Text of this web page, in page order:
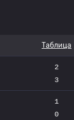
Таблица
2
3
1
0